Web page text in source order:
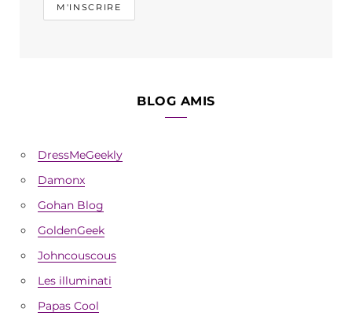
BLOG AMIS
DressMeGeekly
Damonx
Gohan Blog
GoldenGeek
Johncouscous
Les illuminati
Papas Cool